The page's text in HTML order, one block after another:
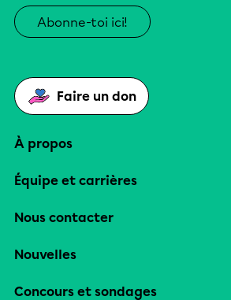
Abonne-toi ici!
Faire un don
À propos
Équipe et carrières
Nous contacter
Nouvelles
Concours et sondages